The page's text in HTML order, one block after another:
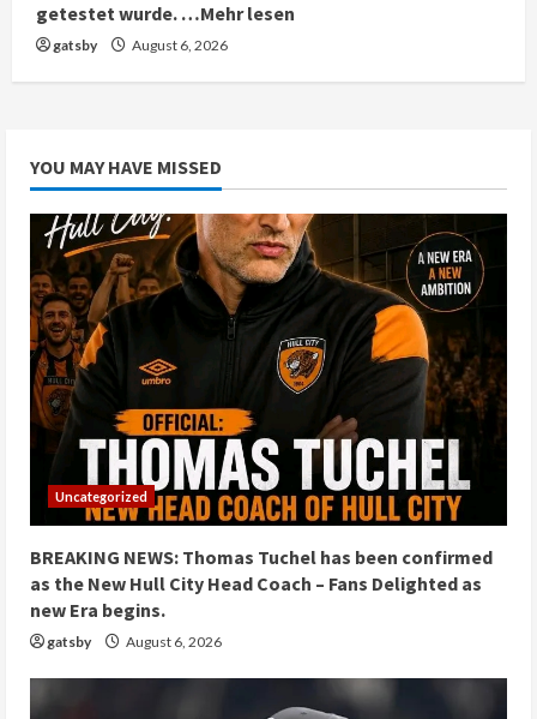
getestet wurde. …Mehr lesen
gatsby August 6, 2026
YOU MAY HAVE MISSED
Uncategorized
BREAKING NEWS: Thomas Tuchel has been confirmed
as the New Hull City Head Coach – Fans Delighted as
new Era begins.
gatsby August 6, 2026